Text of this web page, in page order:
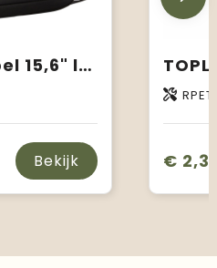
Case Logic Propel 15,6" laptoptas
Bekijk
RPET
€